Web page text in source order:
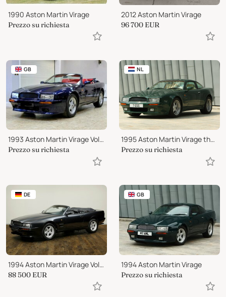
1990 Aston Martin Virage
Prezzo su richiesta
2012 Aston Martin Virage
96 700 EUR
GB
1993 Aston Martin Virage Volante
Prezzo su richiesta
NL
1995 Aston Martin Virage the Last One made!
Prezzo su richiesta
DE
1994 Aston Martin Virage Volante
88 500 EUR
GB
1994 Aston Martin Virage
Prezzo su richiesta